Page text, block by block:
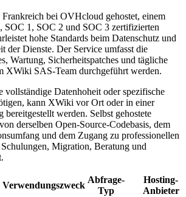
bei OVHcloud gehostet, einem
SOC 1, SOC 2 und SOC 3 zertifizierten
hohe Standards beim Datenschutz und
der Dienste. Der Service umfasst die
Wartung, Sicherheitspatches und tägliche
XWiki SAS-Team durchgeführt werden.
vollständige Datenhoheit oder spezifische
kann XWiki vor Ort oder in einer
bereitgestellt werden. Selbst gehostete
derselben Open-Source-Codebasis, dem
und dem Zugang zu professionellen
Migration, Beratung und
Verwendungszweck
Abfrage-
Typ
Hosting-
Anbieter